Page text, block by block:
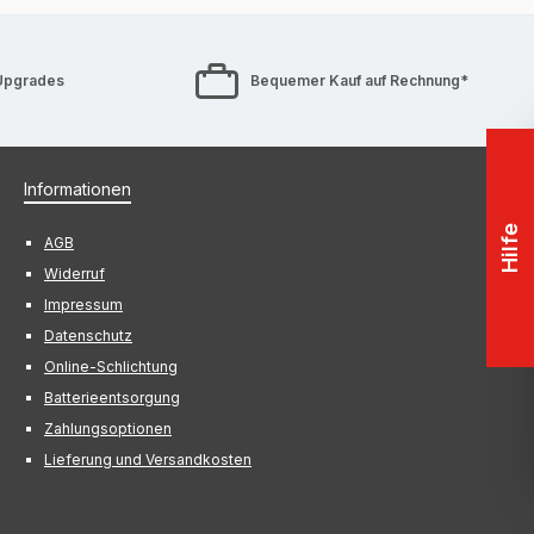
Bequemer Kauf auf Rechnung*
Informationen
AGB
Widerruf
Impressum
Datenschutz
Online-Schlichtung
Batterieentsorgung
Zahlungsoptionen
Lieferung und Versandkosten
Hilfe